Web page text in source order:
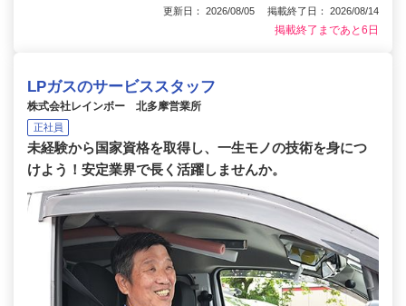
更新日： 2026/08/05 掲載終了日： 2026/08/14
掲載終了まであと6日
LPガスのサービススタッフ
株式会社レインボー 北多摩営業所
正社員
未経験から国家資格を取得し、一生モノの技術を身につ
けよう！安定業界で長く活躍しませんか。